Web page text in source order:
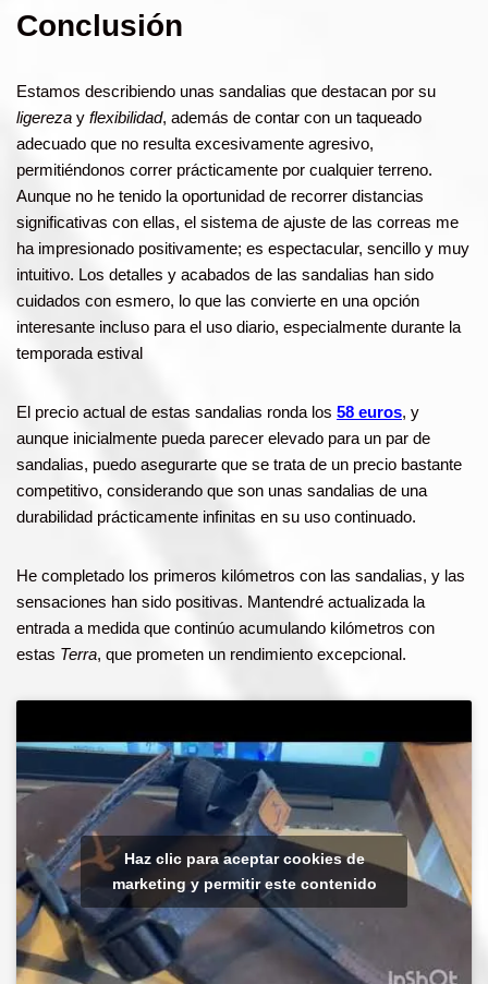
Conclusión
Estamos describiendo unas sandalias que destacan por su
ligereza y flexibilidad, además de contar con un taqueado
adecuado que no resulta excesivamente agresivo,
permitiéndonos correr prácticamente por cualquier terreno.
Aunque no he tenido la oportunidad de recorrer distancias
significativas con ellas, el sistema de ajuste de las correas me
ha impresionado positivamente; es espectacular, sencillo y muy
intuitivo. Los detalles y acabados de las sandalias han sido
cuidados con esmero, lo que las convierte en una opción
interesante incluso para el uso diario, especialmente durante la
temporada estival
El precio actual de estas sandalias ronda los 58 euros, y
aunque inicialmente pueda parecer elevado para un par de
sandalias, puedo asegurarte que se trata de un precio bastante
competitivo, considerando que son unas sandalias de una
durabilidad prácticamente infinitas en su uso continuado.
He completado los primeros kilómetros con las sandalias, y las
sensaciones han sido positivas. Mantendré actualizada la
entrada a medida que continúo acumulando kilómetros con
estas Terra, que prometen un rendimiento excepcional.
Haz clic para aceptar cookies de
marketing y permitir este contenido